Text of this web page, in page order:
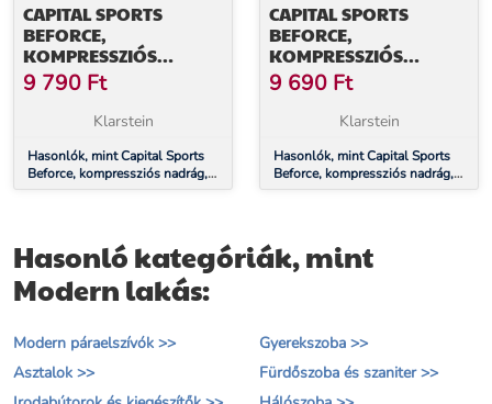
CAPITAL SPORTS
BEFORCE,
KOMPRESSZIÓS
NADRÁG,
FUNKCIONÁLIS
FEHÉRNEMŰ, NŐI, XS
9 790 Ft
Klarstein
Hasonlók, mint Capital Sports
Beforce, kompressziós nadrág,
funkcionális fehérnemű, női, XS
CAPITAL SPORTS
BEFORCE,
KOMPRESSZIÓS
NADRÁG,
FUNKCIONÁLIS
FEHÉRNEMŰ, NŐI, S
9 690 Ft
Klarstein
Hasonlók, mint Capital Sports
Beforce, kompressziós nadrág,
funkcionális fehérnemű, női, S
Hasonló kategóriák, mint
Modern lakás:
Modern páraelszívók >>
Gyerekszoba >>
Asztalok >>
Fürdőszoba és szaniter >>